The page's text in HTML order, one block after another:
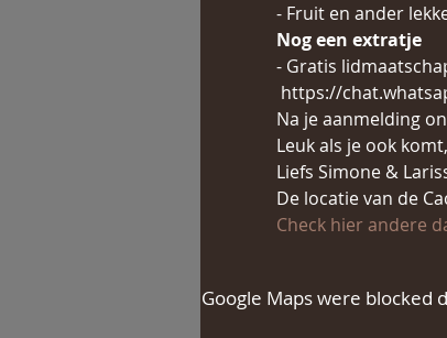
- Fruit en ander
Nog een extratje
- Gratis
https://
Na je aanmelding
Leuk als je ook komt,
Liefs Simone &
De locatie van de
Check hier andere
Google Maps were blocked